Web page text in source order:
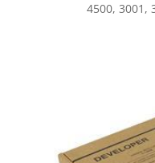
4500, 3001,